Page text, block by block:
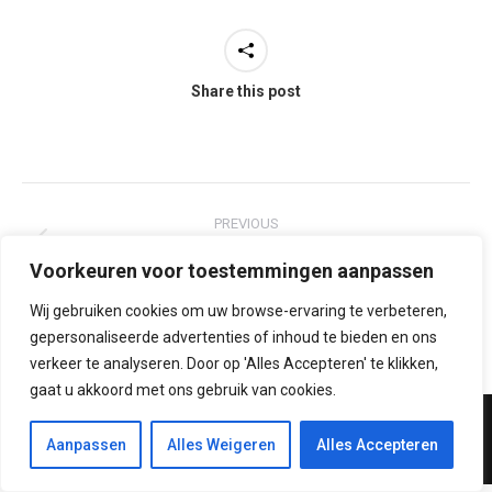
Voorkeuren voor toestemmingen aanpassen
Wij gebruiken cookies om uw browse-ervaring te verbeteren,
gepersonaliseerde advertenties of inhoud te bieden en ons
verkeer te analyseren. Door op 'Alles Accepteren' te klikken,
gaat u akkoord met ons gebruik van cookies.
Aanpassen Alles Weigeren Alles Accepteren
Share this post
navigation
PREVIOUS
project:
Het Nationale Vuurwerk Rotterdam
NEXT
Next
KingPins
mail:info@productietijgers.nl